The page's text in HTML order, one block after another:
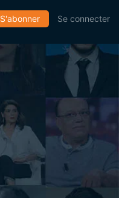
S'abonner Se connecter